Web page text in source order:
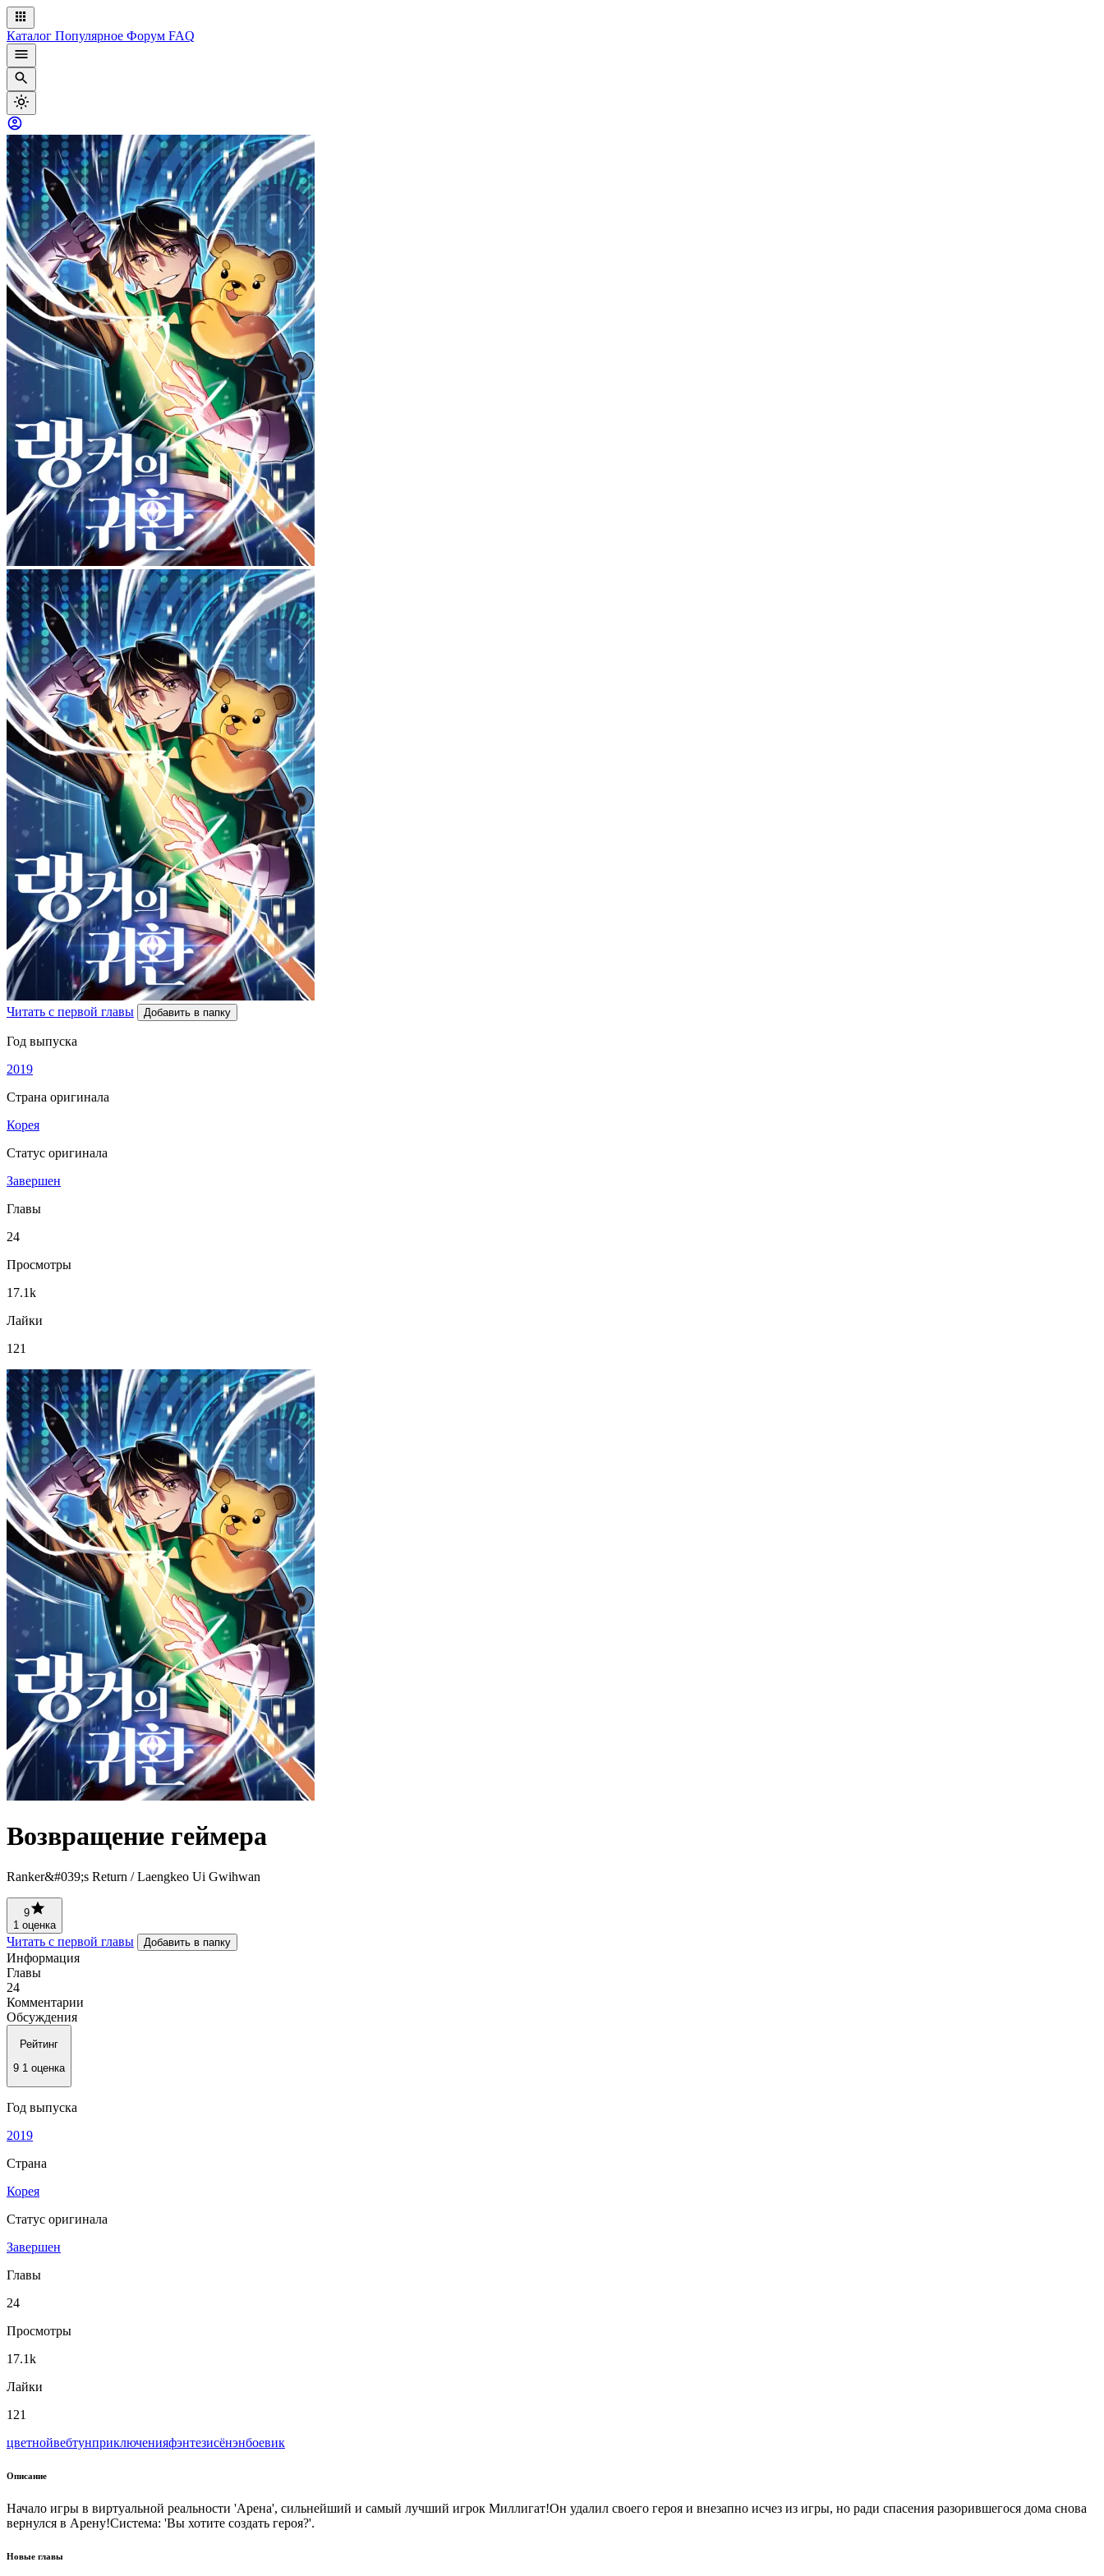
Каталог Популярное Форум FAQ
Читать с первой главы Добавить в папку
Год выпуска
2019
Страна оригинала
Корея
Статус оригинала
Завершен
Главы
24
Просмотры
17.1k
Лайки
121
Возвращение геймера
Ranker&#039;s Return / Laengkeo Ui Gwihwan
9
1 оценка
Читать с первой главы Добавить в папку
Информация
Главы
24
Комментарии
Обсуждения
Рейтинг
9 1 оценка
Год выпуска
2019
Страна
Корея
Статус оригинала
Завершен
Главы
24
Просмотры
17.1k
Лайки
121
цветнойвeбтунприключенияфэнтезисёнэнбоевик
Описание
Начало игры в виртуальной реальности 'Арена', сильнейший и самый лучший игрок Миллигат!Он удалил своего героя и внезапно исчез из игры, но ради спасения разорившегося дома снова
вернулся в Арену!Система: 'Вы хотите создать героя?'.
Новые главы